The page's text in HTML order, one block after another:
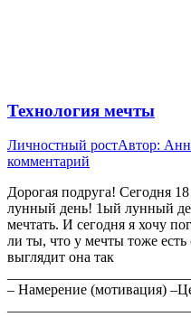
Технология мечты
Личностный ростАвтор:
комментарий
Дорогая подруга! Сегодня
лунный день! 1ый лунный
мечтать. И сегодня я хочу
ли ты, что у мечты тоже
выглядит она так
– Намерение (мотивация)